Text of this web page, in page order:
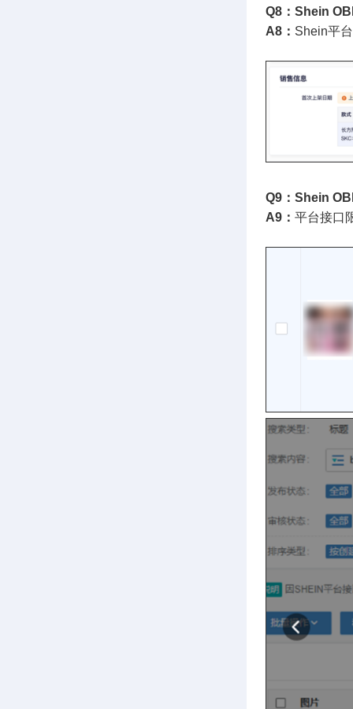
Q8：Shein
A8： Shein平
Q9：Shein
A9： 平台接口